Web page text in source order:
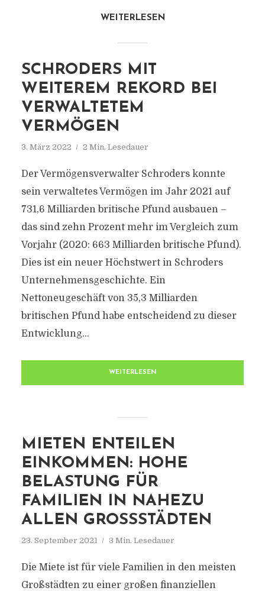
WEITERLESEN
SCHRODERS MIT
WEITEREM REKORD BEI
VERWALTETEM
VERMÖGEN
3. März 2022 2 Min. Lesedauer
Der Vermögensverwalter Schroders konnte
sein verwaltetes Vermögen im Jahr 2021 auf
731,6 Milliarden britische Pfund ausbauen –
das sind zehn Prozent mehr im Vergleich zum
Vorjahr (2020: 663 Milliarden britische Pfund).
Dies ist ein neuer Höchstwert in Schroders
Unternehmensgeschichte. Ein
Nettoneugeschäft von 35,3 Milliarden
britischen Pfund habe entscheidend zu dieser
Entwicklung...
WEITERLESEN
MIETEN ENTEILEN
EINKOMMEN: HOHE
BELASTUNG FÜR
FAMILIEN IN NAHEZU
ALLEN GROSSSTÄDTEN
23. September 2021 3 Min. Lesedauer
Die Miete ist für viele Familien in den meisten
Großstädten zu einer großen finanziellen